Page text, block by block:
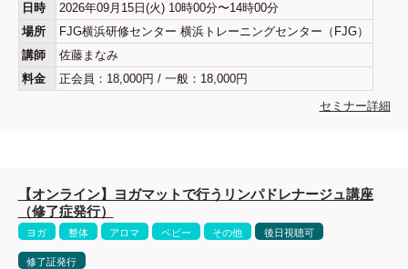
日時
2026年09月15日(火) 10時00分〜14時00分
場所
FJG横浜研修センター 横浜トレーニングセンター（FJG）
講師
佐藤まなみ
料金
正会員：18,000円 / 一般：18,000円
セミナー詳細
【オンライン】ヨガマットで行うリンパドレナージュ講座
（修了症発行）
ヨガ 整体 アロマ ベビー その他 後日視聴可
修了証発行